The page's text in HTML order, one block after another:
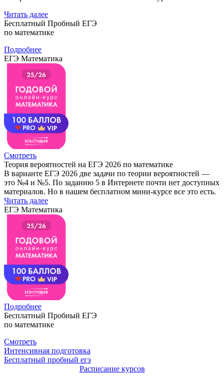
Читать далее
Бесплатный Пробный ЕГЭ
по математике
Подробнее
ЕГЭ Математика
Смотреть
Теория вероятностей на ЕГЭ 2026 по математике
В варианте ЕГЭ 2026 две задачи по теории вероятностей —
это №4 и №5. По заданию 5 в Интернете почти нет доступных
материалов. Но в нашем бесплатном мини-курсе все это есть.
Читать далее
ЕГЭ Математика
Подробнее
Бесплатный Пробный ЕГЭ
по математике
Смотреть
Интенсивная подготовка
Бесплатный пробный егэ
Расписание курсов